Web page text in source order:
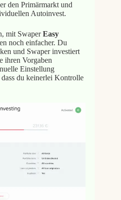
den Primärmarkt und
Autoinvest.
mit SwaperEasy
noch einfacher. Du
und Swaper investiert
ihren Vorgaben
Einstellung
du keinerlei Kontrolle